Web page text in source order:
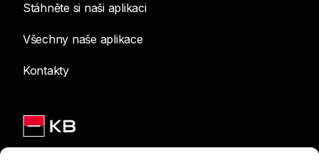
Stáhněte si naši aplikaci
Všechny naše aplikace
Kontakty